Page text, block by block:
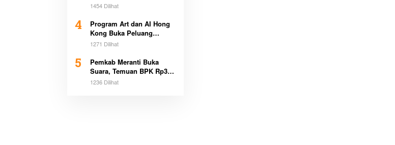
Kurangi Emisi Bikin
1454 Dilihat
4
Program Art dan AI Hong
Kong Buka Peluang
Beasiswa Pemimpin Muda
1271 Dilihat
5
Pemkab Meranti Buka
Suara, Temuan BPK Rp3,1
Miliar Sudah Dicicil
1236 Dilihat